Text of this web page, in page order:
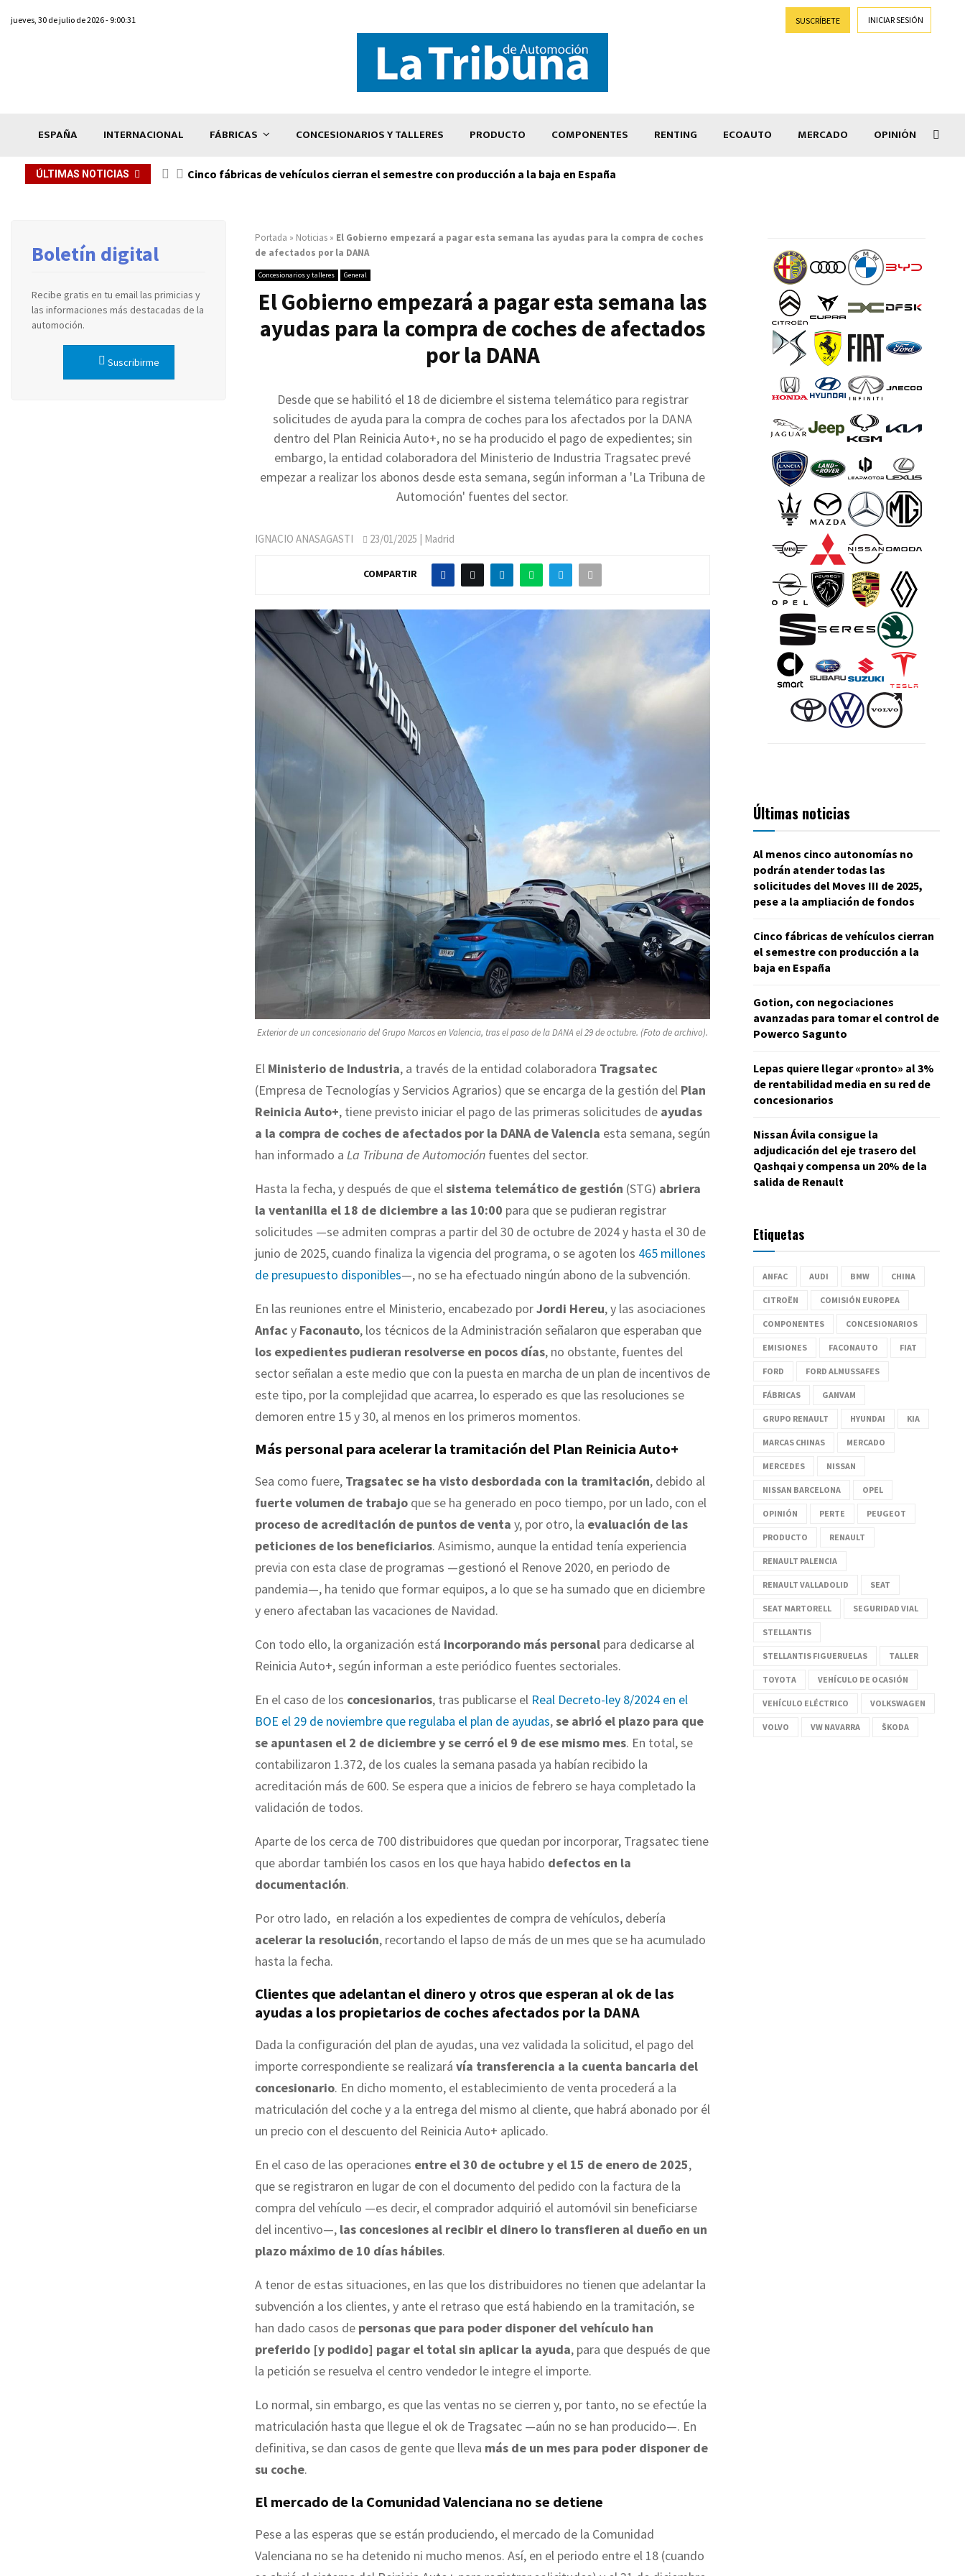
jueves, 30 de julio de 2026 - 9:00:31 SUSCRÍBETE INICIAR SESIÓN
ESPAÑA INTERNACIONAL FÁBRICAS CONCESIONARIOS Y TALLERES PRODUCTO COMPONENTES RENTING ECOAUTO MERCADO OPINIÓN
ÚLTIMAS NOTICIAS Cinco fábricas de vehículos cierran el semestre con producción a la baja en España
Portada » Noticias » El Gobierno empezará a pagar esta semana las ayudas para la compra de coches
de afectados por la DANA
Concesionarios y talleres General
El Gobierno empezará a pagar esta semana las
ayudas para la compra de coches de afectados
por la DANA
Desde que se habilitó el 18 de diciembre el sistema telemático para registrar
solicitudes de ayuda para la compra de coches para los afectados por la DANA
dentro del Plan Reinicia Auto+, no se ha producido el pago de expedientes; sin
embargo, la entidad colaboradora del Ministerio de Industria Tragsatec prevé
empezar a realizar los abonos desde esta semana, según informan a 'La Tribuna de
Automoción' fuentes del sector.
IGNACIO ANASAGASTI 23/01/2025 | Madrid
COMPARTIR
Exterior de un concesionario del Grupo Marcos en Valencia, tras el paso de la DANA el 29 de octubre. (Foto de archivo).
El Ministerio de Industria, a través de la entidad colaboradora Tragsatec
(Empresa de Tecnologías y Servicios Agrarios) que se encarga de la gestión del Plan
Reinicia Auto+, tiene previsto iniciar el pago de las primeras solicitudes de ayudas
a la compra de coches de afectados por la DANA de Valencia esta semana, según
han informado a La Tribuna de Automoción fuentes del sector.
Hasta la fecha, y después de que elsistema telemático de gestión (STG) abriera
la ventanilla el 18 de diciembre a las 10:00 para que se pudieran registrar
solicitudes —se admiten compras a partir del 30 de octubre de 2024 y hasta el 30 de
junio de 2025, cuando finaliza la vigencia del programa, o se agoten los 465 millones
de presupuesto disponibles—, no se ha efectuado ningún abono de la subvención.
En las reuniones entre el Ministerio, encabezado porJordi Hereu, y las asociaciones
Anfac y Faconauto, los técnicos de la Administración señalaron que esperaban que
los expedientes pudieran resolverse en pocos días, no obstante, fuentes del
sector señalan a este medio que con la puesta en marcha de un plan de incentivos de
este tipo, por la complejidad que acarrea, lo esperado es que las resoluciones se
demoren entre 15 y 30, al menos en los primeros momentos.
Más personal para acelerar la tramitación del Plan Reinicia Auto+
Sea como fuere, Tragsatec se ha visto desbordada con la tramitación, debido al
fuerte volumen de trabajo que se ha generado en poco tiempo, por un lado, con el
proceso de acreditación de puntos de venta y, por otro, la evaluación de las
peticiones de los beneficiarios. Asimismo, aunque la entidad tenía experiencia
previa con esta clase de programas —gestionó el Renove 2020, en periodo de
pandemia—, ha tenido que formar equipos, a lo que se ha sumado que en diciembre
y enero afectaban las vacaciones de Navidad.
Con todo ello, la organización está incorporando más personal para dedicarse al
Reinicia Auto+, según informan a este periódico fuentes sectoriales.
En el caso de los concesionarios, tras publicarse el Real Decreto-ley 8/2024 en el
BOE el 29 de noviembre que regulaba el plan de ayudas,se abrió el plazo para que
se apuntasen el 2 de diciembre y se cerró el 9 de ese mismo mes. En total, se
contabilizaron 1.372, de los cuales la semana pasada ya habían recibido la
acreditación más de 600. Se espera que a inicios de febrero se haya completado la
validación de todos.
Aparte de los cerca de 700 distribuidores que quedan por incorporar, Tragsatec tiene
que abordar también los casos en los que haya habido defectos en la
documentación.
Por otro lado, en relación a los expedientes de compra de vehículos, debería
acelerar la resolución, recortando el lapso de más de un mes que se ha acumulado
hasta la fecha.
Clientes que adelantan el dinero y otros que esperan al ok de las
ayudas a los propietarios de coches afectados por la DANA
Dada la configuración del plan de ayudas, una vez validada la solicitud, el pago del
importe correspondiente se realizará vía transferencia a la cuenta bancaria del
concesionario. En dicho momento, el establecimiento de venta procederá a la
matriculación del coche y a la entrega del mismo al cliente, que habrá abonado por él
un precio con el descuento del Reinicia Auto+ aplicado.
En el caso de las operaciones entre el 30 de octubre y el 15 de enero de 2025,
que se registraron en lugar de con el documento del pedido con la factura de la
compra del vehículo —es decir, el comprador adquirió el automóvil sin beneficiarse
del incentivo—, las concesiones al recibir el dinero lo transfieren al dueño en un
plazo máximo de 10 días hábiles.
A tenor de estas situaciones, en las que los distribuidores no tienen que adelantar la
subvención a los clientes, y ante el retraso que está habiendo en la tramitación, se
han dado casos de personas que para poder disponer del vehículo han
preferido [y podido] pagar el total sin aplicar la ayuda, para que después de que
la petición se resuelva el centro vendedor le integre el importe.
Lo normal, sin embargo, es que las ventas no se cierren y, por tanto, no se efectúe la
matriculación hasta que llegue el ok de Tragsatec —aún no se han producido—. En
definitiva, se dan casos de gente que lleva más de un mes para poder disponer de
su coche.
El mercado de la Comunidad Valenciana no se detiene
Pese a las esperas que se están produciendo, el mercado de la Comunidad
Valenciana no se ha detenido ni mucho menos. Así, en el periodo entre el 18 (cuando
Boletín digital
Recibe gratis en tu email las primicias y
las informaciones más destacadas de la
automoción.
Suscribirme
Últimas noticias
Al menos cinco autonomías no
podrán atender todas las
solicitudes del Moves III de 2025,
pese a la ampliación de fondos
Cinco fábricas de vehículos cierran
el semestre con producción a la
baja en España
Gotion, con negociaciones
avanzadas para tomar el control de
Powerco Sagunto
Lepas quiere llegar «pronto» al 3%
de rentabilidad media en su red de
concesionarios
Nissan Ávila consigue la
adjudicación del eje trasero del
Qashqai y compensa un 20% de la
salida de Renault
Etiquetas
ANFAC AUDI BMW CHINA
CITROËN COMISIÓN EUROPEA
COMPONENTES CONCESIONARIOS
EMISIONES FACONAUTO FIAT
FORD FORD ALMUSSAFES
FÁBRICAS GANVAM
GRUPO RENAULT HYUNDAI KIA
MARCAS CHINAS MERCADO
MERCEDES NISSAN
NISSAN BARCELONA OPEL
OPINIÓN PERTE PEUGEOT
PRODUCTO RENAULT
RENAULT PALENCIA
RENAULT VALLADOLID SEAT
SEAT MARTORELL SEGURIDAD VIAL
STELLANTIS
STELLANTIS FIGUERUELAS TALLER
TOYOTA VEHÍCULO DE OCASIÓN
VEHÍCULO ELÉCTRICO VOLKSWAGEN
VOLVO VW NAVARRA ŠKODA